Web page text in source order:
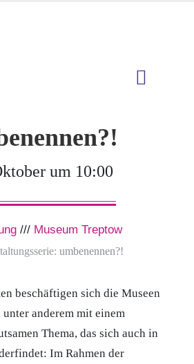
um 10:00
/// Museum Treptow
umbenennen?!
beschäftigen sich die Museen
anderem mit einem
Thema, das sich auch in
Im Rahmen der